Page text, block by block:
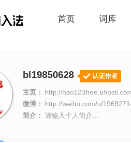
首页 词库
bl19850628 认证作者
主页：
http://
微博：
http://weibo.com/u/
简介： 请输入个人简介...